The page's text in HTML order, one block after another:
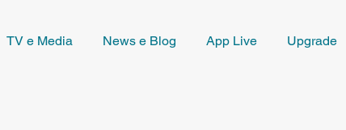
TV e Media News e Blog App Live Upgrade